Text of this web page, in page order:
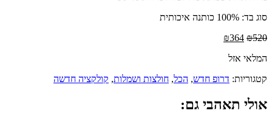
סוג בד: 100% כותנה איכותית
₪520
₪364
המלאי אזל
קטגוריות: דרופ חדש, הכל, חולצות ושמלות, קולקציה חדשה
אולי תאהבי גם: